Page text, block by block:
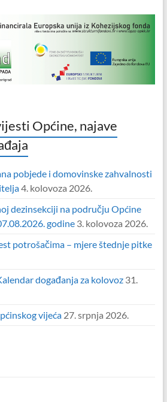
Općine, najave
pobjede i domovinske zahvalnosti
4. kolovoza 2026.
dezinsekciji na području Općine
godine 3. kolovoza 2026.
potrošačima – mjere štednje pitke
događanja za kolovoz 31.
vijeća 27. srpnja 2026.